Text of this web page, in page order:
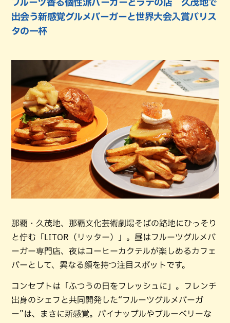
フルーツ香る個性派バーガーとラテの店 久茂地で
出会う新感覚グルメバーガーと世界大会入賞バリス
タの一杯
那覇・久茂地、那覇文化芸術劇場そばの路地にひっそり
と佇む「LITOR（リッター）」。昼はフルーツグルメバ
ーガー専門店、夜はコーヒーカクテルが楽しめるカフェ
バーとして、異なる顔を持つ注目スポットです。
コンセプトは「ふつうの日をフレッシュに」。フレンチ
出身のシェフと共同開発した“フルーツグルメバーガ
ー”は、まさに新感覚。パイナップルやブルーベリーな